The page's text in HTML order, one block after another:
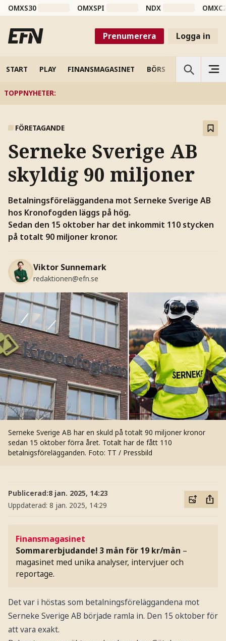
OMXS30 OMXSPI NDX
Prenumerera Logga in
START PLAY FINANSMAGASINET BÖRS VETENSKAP
TOPPNYHETER:
FÖRETAGANDE
Serneke Sverige AB
skyldig 90 miljoner
Betalningsföreläggandena mot Serneke Sverige AB
hos Kronofogden läggs på hög.
Sedan den 15 oktober har det inkommit 110 stycken
på totalt 90 miljoner kronor.
Viktor Sunnemark
redaktionen@efn.se
Serneke Sverige AB har en skuld på totalt 90 miljoner kronor
sedan 15 oktober förra året. Totalt har de fått 110
betalnigsförelägganden. Foto: TT / Pressbild
Publicerad:8 jan. 2025, 14:23
Uppdaterad: 8 jan. 2025, 14:29
Finansmagasinet
Sommarerbjudande! 3 mån för 19 kr/mån –
magasinet med unika analyser, intervjuer och
reportage.
Det var i höstas som betalningsföreläggandena mot
Serneke Sverige AB började ramla in. Den 15 oktober för
att vara exakt.